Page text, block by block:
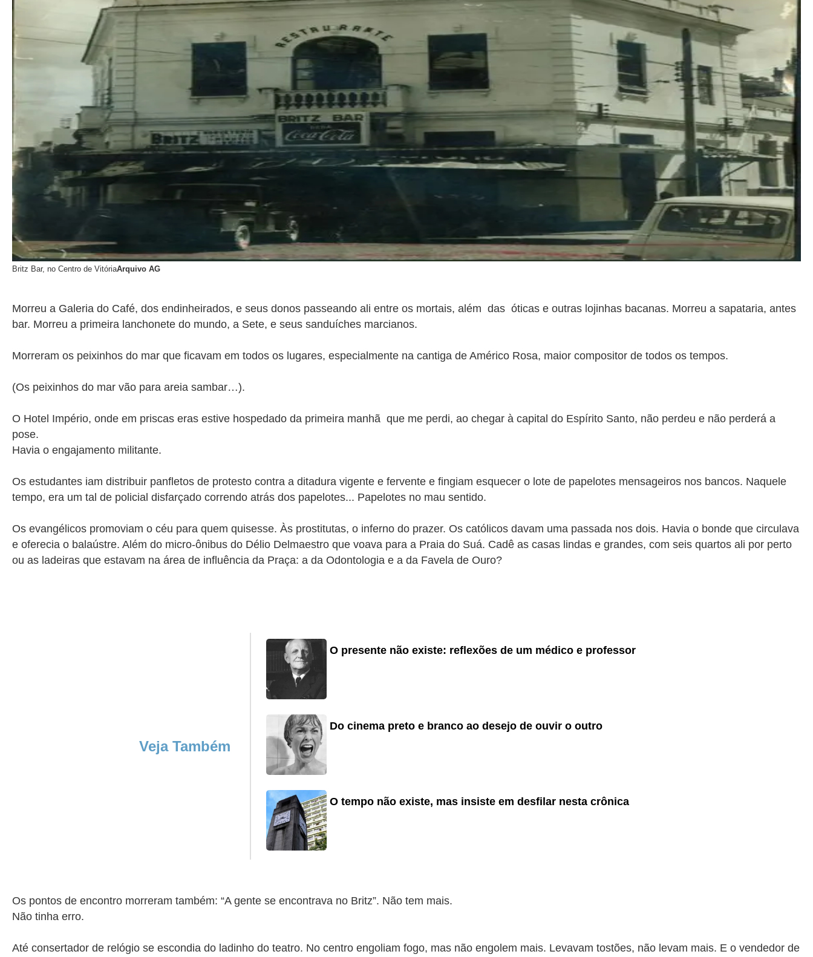
Britz Bar, no Centro de VitóriaArquivo AG
Morreu a Galeria do Café, dos endinheirados, e seus donos passeando ali entre os mortais, além das óticas e outras lojinhas bacanas. Morreu a sapataria, antes
bar. Morreu a primeira lanchonete do mundo, a Sete, e seus sanduíches marcianos.
Morreram os peixinhos do mar que ficavam em todos os lugares, especialmente na cantiga de Américo Rosa, maior compositor de todos os tempos.
(Os peixinhos do mar vão para areia sambar…).
O Hotel Império, onde em priscas eras estive hospedado da primeira manhã que me perdi, ao chegar à capital do Espírito Santo, não perdeu e não perderá a
pose.
Havia o engajamento militante.
Os estudantes iam distribuir panfletos de protesto contra a ditadura vigente e fervente e fingiam esquecer o lote de papelotes mensageiros nos bancos. Naquele
tempo, era um tal de policial disfarçado correndo atrás dos papelotes... Papelotes no mau sentido.
Os evangélicos promoviam o céu para quem quisesse. Às prostitutas, o inferno do prazer. Os católicos davam uma passada nos dois. Havia o bonde que circulava
e oferecia o balaústre. Além do micro-ônibus do Délio Delmaestro que voava para a Praia do Suá. Cadê as casas lindas e grandes, com seis quartos ali por perto
ou as ladeiras que estavam na área de influência da Praça: a da Odontologia e a da Favela de Ouro?
Veja Também
O presente não existe: reflexões de um médico e professor
Do cinema preto e branco ao desejo de ouvir o outro
O tempo não existe, mas insiste em desfilar nesta crônica
Os pontos de encontro morreram também: “A gente se encontrava no Britz”. Não tem mais.
Não tinha erro.
Até consertador de relógio se escondia do ladinho do teatro. No centro engoliam fogo, mas não engolem mais. Levavam tostões, não levam mais. E o vendedor de